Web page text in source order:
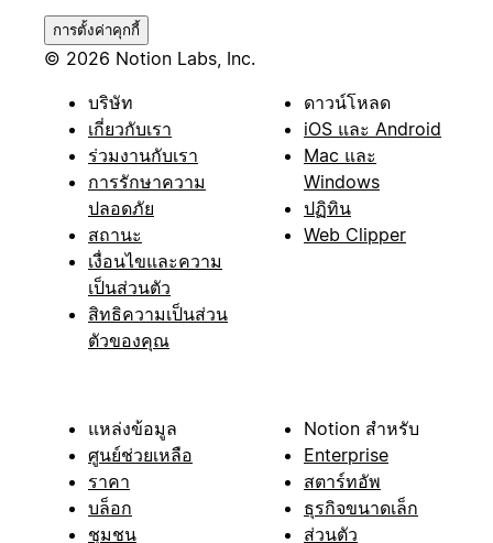
การตั้งค่าคุกกี้
© 2026 Notion Labs, Inc.
บริษัท
เกี่ยวกับเรา
ร่วมงานกับเรา
การรักษาความ
ปลอดภัย
สถานะ
เงื่อนไขและความ
เป็นส่วนตัว
สิทธิความเป็นส่วน
ตัวของคุณ
ดาวน์โหลด
iOS และ Android
Mac และ
Windows
ปฏิทิน
Web Clipper
แหล่งข้อมูล
ศูนย์ช่วยเหลือ
ราคา
บล็อก
ชุมชน
Notion สำหรับ
Enterprise
สตาร์ทอัพ
ธุรกิจขนาดเล็ก
ส่วนตัว